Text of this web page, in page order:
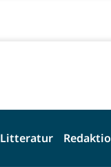
Litteratur